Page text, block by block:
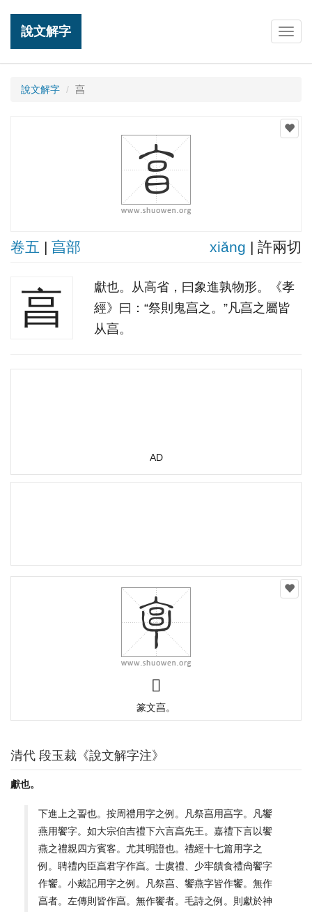
說文解字
說文解字 亯
卷五 | 亯部 xiǎnɡ | 許兩切
亯
獻也。从高省，曰象進孰物形。《孝
經》曰：“祭則鬼亯之。”凡亯之屬皆
从亯。
AD
𠅠
篆文亯。
清代 段玉裁《說文解字注》
獻也。
下進上之䛐也。按周禮用字之例。凡祭亯用亯字。凡饗
燕用饗字。如大宗伯吉禮下六言亯先王。嘉禮下言以饗
燕之禮親四方賓客。尤其明證也。禮經十七篇用字之
例。聘禮內臣亯君字作亯。士虞禮、少牢饋食禮尙饗字
作饗。小戴記用字之例。凡祭亯、饗燕字皆作饗。無作
亯者。左傳則皆作亯。無作饗者。毛詩之例。則獻於神